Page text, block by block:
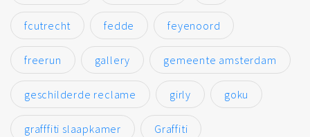
fcutrecht fedde feyenoord
freerun gallery gemeente amsterdam
geschilderde reclame girly goku
grafffiti slaapkamer Graffiti